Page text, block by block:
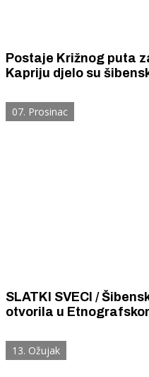
Postaje Križnog puta
Kapriju djelo su
07. Prosinac
SLATKI SVECI /
otvorila u
13. Ožujak